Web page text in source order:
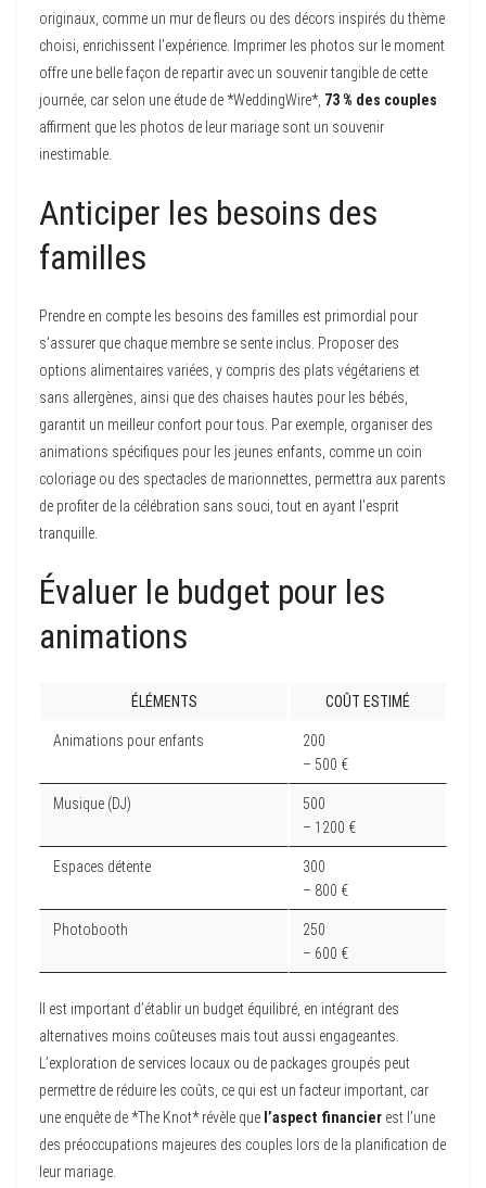
originaux, comme un mur de fleurs ou des décors inspirés du thème
choisi, enrichissent l’expérience. Imprimer les photos sur le moment
offre une belle façon de repartir avec un souvenir tangible de cette
journée, car selon une étude de *WeddingWire*, 73 % des couples
affirment que les photos de leur mariage sont un souvenir
inestimable.
Anticiper les besoins des
familles
Prendre en compte les besoins des familles est primordial pour
s’assurer que chaque membre se sente inclus. Proposer des
options alimentaires variées, y compris des plats végétariens et
sans allergènes, ainsi que des chaises hautes pour les bébés,
garantit un meilleur confort pour tous. Par exemple, organiser des
animations spécifiques pour les jeunes enfants, comme un coin
coloriage ou des spectacles de marionnettes, permettra aux parents
de profiter de la célébration sans souci, tout en ayant l’esprit
tranquille.
Évaluer le budget pour les
animations
ÉLÉMENTS COÛT ESTIMÉ
Animations pour enfants
200
– 500 €
Musique (DJ)
500
– 1200 €
Espaces détente
300
– 800 €
Photobooth
250
– 600 €
Il est important d’établir un budget équilibré, en intégrant des
alternatives moins coûteuses mais tout aussi engageantes.
L’exploration de services locaux ou de packages groupés peut
permettre de réduire les coûts, ce qui est un facteur important, car
une enquête de *The Knot* révèle que l’aspect financier est l’une
des préoccupations majeures des couples lors de la planification de
leur mariage.